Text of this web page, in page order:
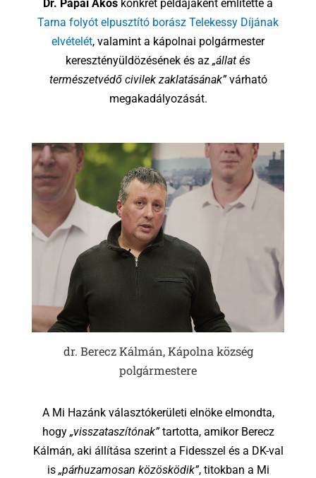
Dr. Pápai Ákos konkrét példájaként említette a
Tarna folyót elpusztító borász Telekessy Díjának
elvételét, valamint a kápolnai polgármester
keresztényüldözésének és az „állat és
természetvédő civilek zaklatásának”várható
megakadályozását.
dr. Berecz Kálmán, Kápolna község
polgármestere
A Mi Hazánk választókerületi elnöke elmondta,
hogy „visszataszítónak”tartotta, amikor Berecz
Kálmán, aki állítása szerint a Fidesszel és a DK-val
is „párhuzamosan közösködik”, titokban a Mi